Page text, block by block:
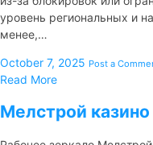
уровень региональных и
менее,…
October 7, 2025 Post a
Read More
Мелстрой